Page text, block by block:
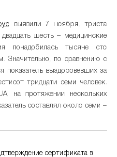
выявили 7 ноября, триста
шесть – медицинские
понадобилась тысяче сто
Значительно, по сравнению с
выздоровевших за
тридцати семи человек.
на протяжении нескольких
составлял около семи –
сертификата в